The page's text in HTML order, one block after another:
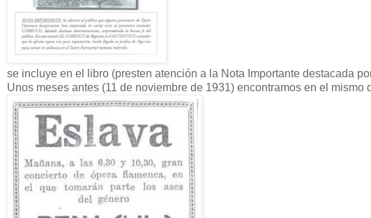
se incluye en el libro (presten atención a la Nota Importante destacada
Unos meses antes (11 de noviembre de 1931) encontramos en el mismo